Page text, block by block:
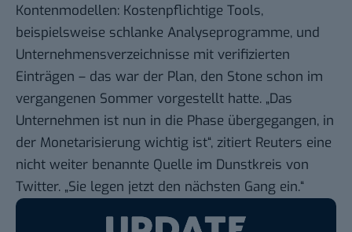
Kontenmodellen: Kostenpflichtige Tools,
beispielsweise schlanke Analyseprogramme, und
Unternehmensverzeichnisse mit verifizierten
Einträgen – das war der Plan, den Stone schon im
vergangenen Sommer vorgestellt hatte. „Das
Unternehmen ist nun in die Phase übergegangen, in
der Monetarisierung wichtig ist“, zitiert Reuters eine
nicht weiter benannte Quelle im Dunstkreis von
Twitter. „Sie legen jetzt den nächsten Gang ein.“